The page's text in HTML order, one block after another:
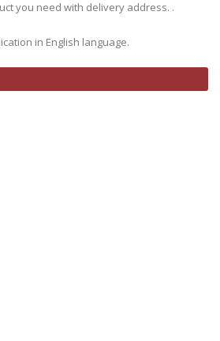
you need with delivery address. .
in English language.